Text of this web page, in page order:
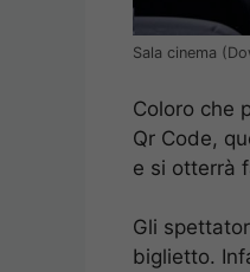
Sala cinema
Coloro che
Qr Code,
e si otterrà
Gli
biglietto.